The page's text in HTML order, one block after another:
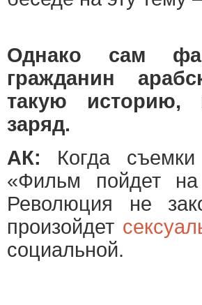
Однако сам
гражданин
такую историю,
заряд.
АК: Когда
«Фильм пойдет на
Революция не
произойдет
социальной.